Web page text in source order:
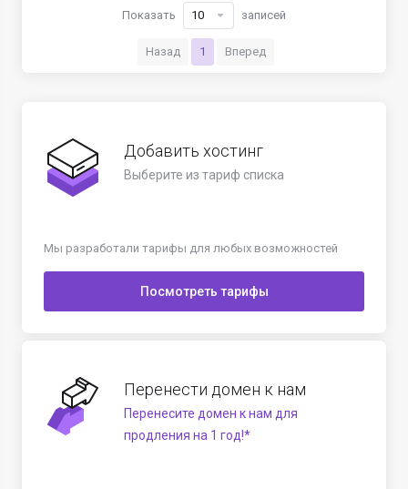
Назад 1 Вперед
Показать записей
Добавить хостинг
Выберите из тариф списка
Мы разработали тарифы для любых возможностей
Посмотреть тарифы
Перенести домен к нам
Перенесите домен к нам для
продления на 1 год!*